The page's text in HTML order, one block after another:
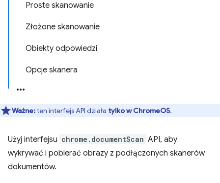
Proste skanowanie
Złożone skanowanie
Obiekty odpowiedzi
Opcje skanera
Ważne:ten interfejs API działa tylko w ChromeOS.
Użyj interfejsu chrome.documentScan API, aby
wykrywać i pobierać obrazy z podłączonych skanerów
dokumentów.